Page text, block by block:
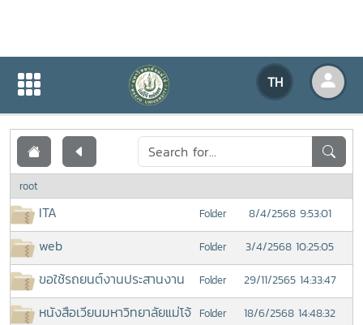
TH
เอกสารเผยแพร่
root
ITA Folder 8/4/2568 9:53:01
web Folder 3/4/2568 10:25:05
ขอใช้รถยนต์งานประสานงาน Folder 29/11/2565 14:33:47
หนังสือเวียนมหาวิทยาลัยแม่โจ้ Folder 18/6/2568 14:48:32